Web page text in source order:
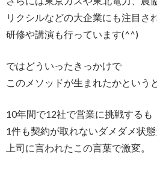
リクシルなどの大企業にも注目さ
研修や講演も行っています(^^)
ではどういったきっかけで
このメソッドが生まれたかという
10年間で12社で営業に挑戦するも
1件も契約が取れないダメダメ状
上司に言われたこの言葉で激変。